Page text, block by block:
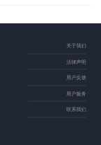
关于我们
法律声明
用户反馈
用户服务
联系我们